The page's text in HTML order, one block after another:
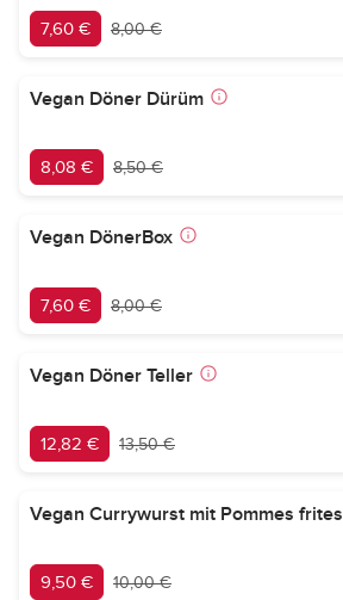
7,60 € 8,00 €
Vegan Döner Dürüm
8,08 € 8,50 €
Vegan DönerBox
7,60 € 8,00 €
Vegan Döner Teller
12,82 € 13,50 €
Vegan Currywurst mit Pommes frites
9,50 € 10,00 €